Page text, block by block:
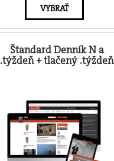
VYBRAŤ
Štandard Denník N a
.týždeň + tlačený .týždeň